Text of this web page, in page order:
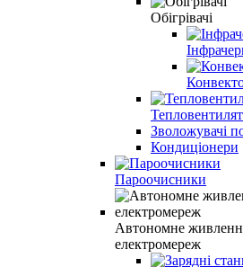
Обігрівачі
Зволожувачі
Кондиціонери
Пароочисники
Автономне
електромереж